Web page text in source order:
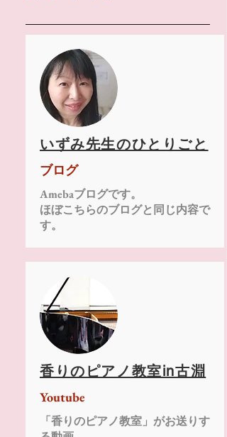
いずみ先生のひとりごと
ブログ
Amebaブログです。
​ほぼこちらのブログと同じ内容で
す。
香りのピアノ教室in古淵
Youtube
「香りのピアノ教室」がお送りす